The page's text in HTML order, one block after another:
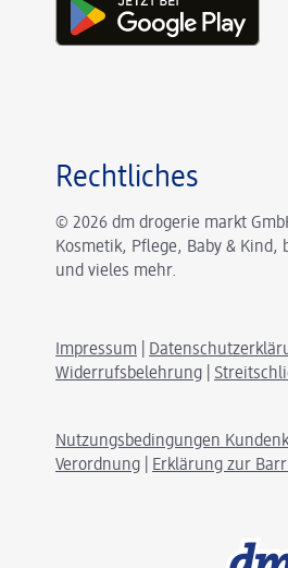
Rechtliches
© 2026 dm drogerie markt
Kosmetik, Pflege, Baby & Kind,
und vieles mehr.
Impressum
Widerrufsbelehrung
Nutzungsbedingungen
Verordnung
Erklärung zur